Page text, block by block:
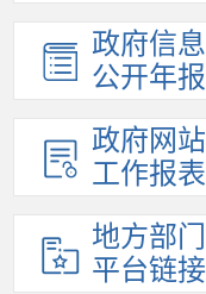
政府信息
公开年报
政府网站
工作报表
地方部门
平台链接